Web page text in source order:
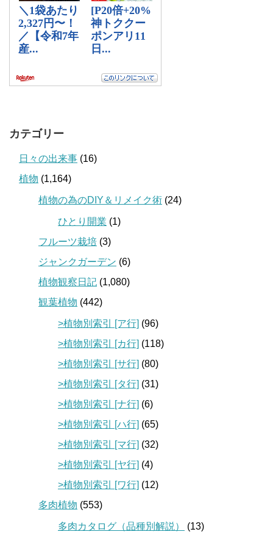
カテゴリー
日々の出来事 (16)
植物 (1,164)
植物の為のDIY＆リメイク術 (24)
ひとり開業 (1)
フルーツ栽培 (3)
ジャンクガーデン (6)
植物観察日記 (1,080)
観葉植物 (442)
>植物別索引 [ア行] (96)
>植物別索引 [カ行] (118)
>植物別索引 [サ行] (80)
>植物別索引 [タ行] (31)
>植物別索引 [ナ行] (6)
>植物別索引 [ハ行] (65)
>植物別索引 [マ行] (32)
>植物別索引 [ヤ行] (4)
>植物別索引 [ワ行] (12)
多肉植物 (553)
多肉カタログ（品種別解説）
(13)